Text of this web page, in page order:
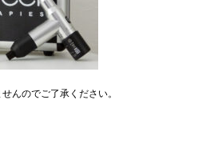
んのでご了承ください。